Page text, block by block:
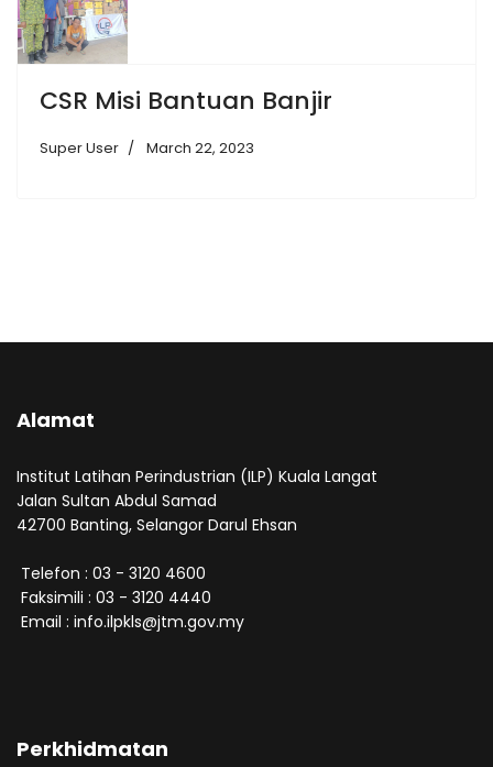
CSR Misi Bantuan Banjir
Super User March 22, 2023
Alamat
Institut Latihan Perindustrian (ILP) Kuala Langat
Jalan Sultan Abdul Samad
42700 Banting, Selangor Darul Ehsan
Telefon : 03 - 3120 4600
Faksimili : 03 - 3120 4440
Email : info.ilpkls@jtm.gov.my
Perkhidmatan